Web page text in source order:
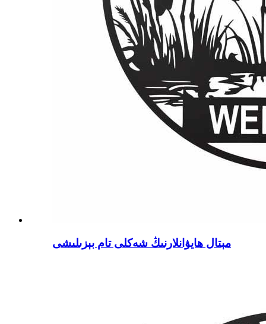
مېتال ھايۋانلارنىڭ شەكلى تام بېزىلىشى